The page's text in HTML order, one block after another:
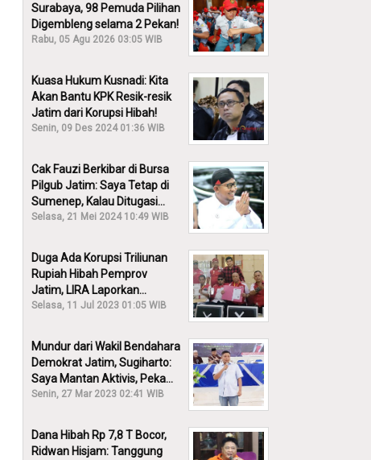
Surabaya, 98 Pemuda Pilihan
Digembleng selama 2 Pekan!
Rabu, 05 Agu 2026 03:05 WIB
Kuasa Hukum Kusnadi: Kita
Akan Bantu KPK Resik-resik
Jatim dari Korupsi Hibah!
Senin, 09 Des 2024 01:36 WIB
Cak Fauzi Berkibar di Bursa
Pilgub Jatim: Saya Tetap di
Sumenep, Kalau Ditugasi
Partai Lain Cerita!
Selasa, 21 Mei 2024 10:49 WIB
Duga Ada Korupsi Triliunan
Rupiah Hibah Pemprov
Jatim, LIRA Laporkan
Khofifah ke KPK: Dia Harus
Selasa, 11 Jul 2023 01:05 WIB
Mundur dari Wakil Bendahara
Demokrat Jatim, Sugiharto:
Saya Mantan Aktivis, Peka
Sekali Kalau Ada yang
Senin, 27 Mar 2023 02:41 WIB
Dana Hibah Rp 7,8 T Bocor,
Ridwan Hisjam: Tanggung